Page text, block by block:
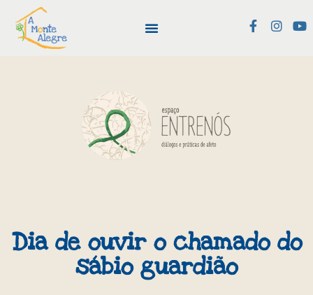
Dia de ouvir o chamado do
sábio guardião